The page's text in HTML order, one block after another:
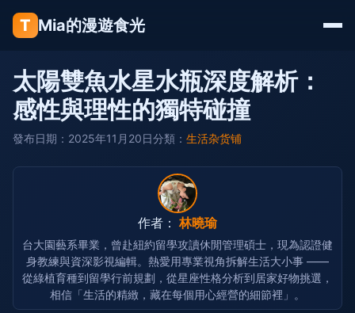
T Mia的漫遊食光
太陽雙魚水星水瓶深度解析：
感性與理性的獨特碰撞
發布日期：2025年11月20日分類： 生活杂货铺
作者：林曉瑜
台大園藝系畢業，曾赴紐約留學攻讀休閒管理碩士，現為認證健
身教練與資深影視編輯。熱愛用專業視角拆解生活大小事 ——
從綠植育種到留學行前規劃，從星座性格分析到居家好物挑選，
相信「生活的精緻，藏在每個用心經營的細節裡」。